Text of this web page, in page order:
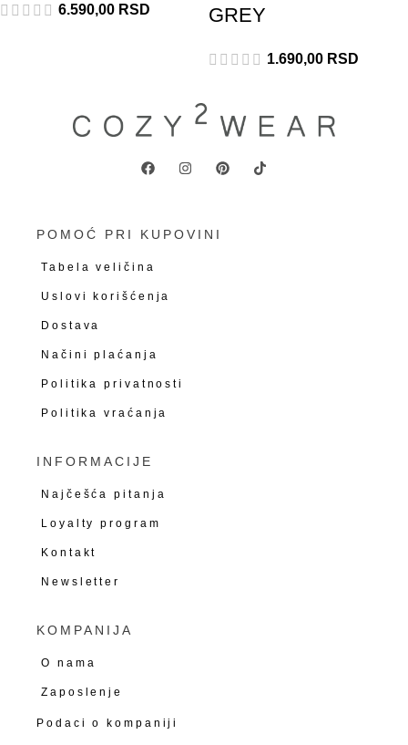
6.590,00 RSD
GREY
1.690,00 RSD
POMOĆ PRI KUPOVINI
Tabela veličina
Uslovi korišćenja
Dostava
Načini plaćanja
Politika privatnosti
Politika vraćanja
INFORMACIJE
Najčešća pitanja
Loyalty program
Kontakt
Newsletter
KOMPANIJA
O nama
Zaposlenje
Podaci o kompaniji